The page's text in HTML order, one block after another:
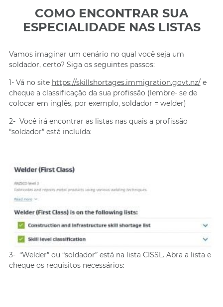
COMO ENCONTRAR SUA
ESPECIALIDADE NAS LISTAS
Vamos imaginar um cenário no qual você seja um
soldador, certo? Siga os seguintes passos:
1- Vá no site https://skillshortages.immigration.govt.nz/e
cheque a classificação da sua profissão (lembre- se de
colocar em inglês, por exemplo, soldador = welder)
2- Você irá encontrar as listas nas quais a profissão
“soldador” está incluída:
3- “Welder” ou “soldador” está na lista CISSL. Abra a lista e
cheque os requisitos necessários: